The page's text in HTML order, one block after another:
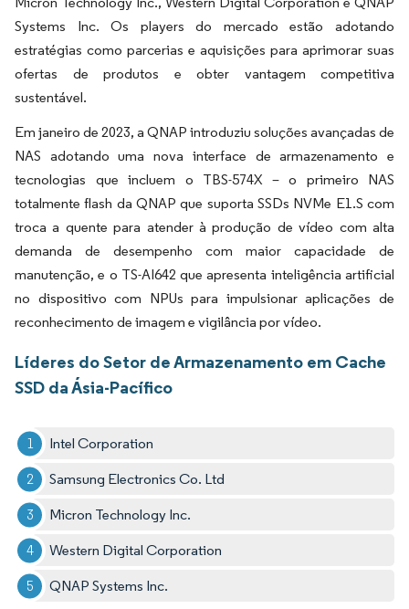
Systems Inc. Os players do mercado estão adotando
estratégias como parcerias e aquisições para aprimorar suas
ofertas de produtos e obter vantagem competitiva
sustentável.
Em janeiro de 2023, a QNAP introduziu soluções avançadas de
NAS adotando uma nova interface de armazenamento e
tecnologias que incluem o TBS-574X – o primeiro NAS
totalmente flash da QNAP que suporta SSDs NVMe E1.S com
troca a quente para atender à produção de vídeo com alta
demanda de desempenho com maior capacidade de
manutenção, e o TS-AI642 que apresenta inteligência artificial
no dispositivo com NPUs para impulsionar aplicações de
reconhecimento de imagem e vigilância por vídeo.
Líderes do Setor de Armazenamento em Cache
SSD da Ásia-Pacífico
Intel Corporation
Samsung Electronics Co. Ltd
Micron Technology Inc.
Western Digital Corporation
QNAP Systems Inc.